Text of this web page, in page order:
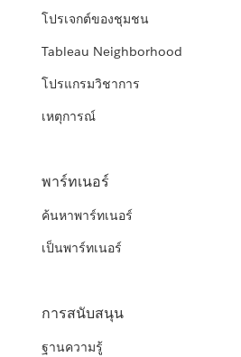
โปรเจกต์ของชุมชน
Tableau Neighborhood
โปรแกรมวิชาการ
เหตุการณ์
พาร์ทเนอร์
ค้นหาพาร์ทเนอร์
เป็นพาร์ทเนอร์
การสนับสนุน
ฐานความรู้